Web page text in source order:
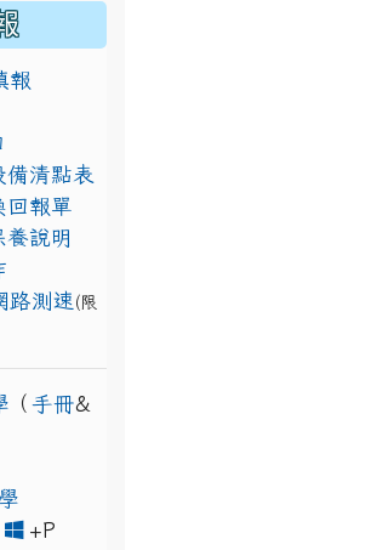
報
清點表
報單
說明
路測速 (限
（ 手冊&
+Plink to https://
link to https://drive.google.com/